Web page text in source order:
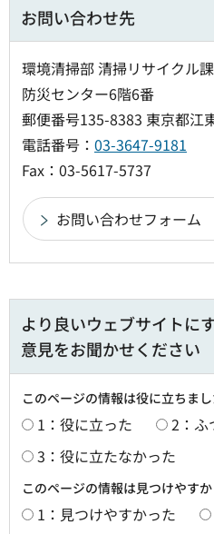
お問い合わせ先
環境清掃部 清掃リサイクル
防災センター6階6番
郵便番号135-8383 東京都江
電話番号： 03-3647-9181
Fax：03-5617-5737
より良いウェブサイトに
意見をお聞かせください
このページの情報は役に立ちまし
1：役に立った
2：ふ
3：役に立たなかった
このページの情報は見つけやす
1：見つけやすかった